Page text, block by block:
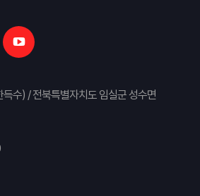
수) / 전북특별자치도 임실군 성수면